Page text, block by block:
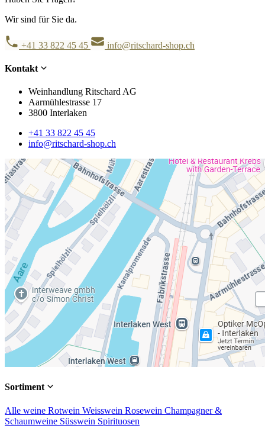
Wir sind für Sie da.
+41 33 822 45 45 info@ritschard-shop.ch
Kontakt
Weinhandlung Ritschard AG
Aarmühlestrasse 17
3800 Interlaken
+41 33 822 45 45
info@ritschard-shop.ch
Sortiment
Alle weine Rotwein Weisswein Rosewein Champagner &
Schaumweine Süsswein Spirituosen